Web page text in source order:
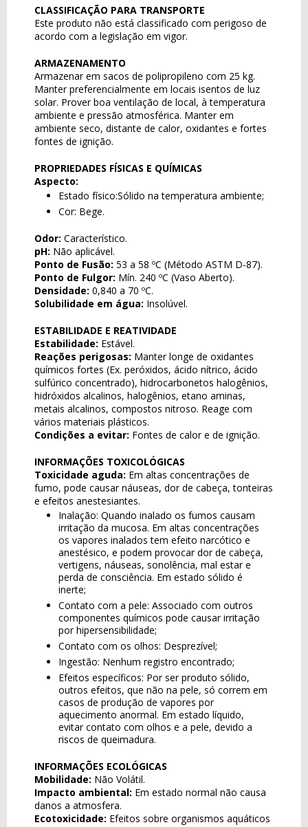
CLASSIFICAÇÃO PARA TRANSPORTE
Este produto não está classificado com perigoso de
acordo com a legislação em vigor.
ARMAZENAMENTO
Armazenar em sacos de polipropileno com 25 kg.
Manter preferencialmente em locais isentos de luz
solar. Prover boa ventilação de local, à temperatura
ambiente e pressão atmosférica. Manter em
ambiente seco, distante de calor, oxidantes e fortes
fontes de ignição.
PROPRIEDADES FÍSICAS E QUÍMICAS
Aspecto:
Estado físico:Sólido na temperatura ambiente;
Cor: Bege.
Odor: Característico.
pH: Não aplicável.
Ponto de Fusão: 53 a 58 ºC (Método ASTM D-87).
Ponto de Fulgor: Mín. 240 ºC (Vaso Aberto).
Densidade: 0,840 a 70 ºC.
Solubilidade em água: Insolúvel.
ESTABILIDADE E REATIVIDADE
Estabilidade: Estável.
Reações perigosas: Manter longe de oxidantes
químicos fortes (Ex. peróxidos, ácido nítrico, ácido
sulfúrico concentrado), hidrocarbonetos halogênios,
hidróxidos alcalinos, halogênios, etano aminas,
metais alcalinos, compostos nitroso. Reage com
vários materiais plásticos.
Condições a evitar: Fontes de calor e de ignição.
INFORMAÇÕES TOXICOLÓGICAS
Toxicidade aguda: Em altas concentrações de
fumo, pode causar náuseas, dor de cabeça, tonteiras
e efeitos anestesiantes.
Inalação: Quando inalado os fumos causam
irritação da mucosa. Em altas concentrações
os vapores inalados tem efeito narcótico e
anestésico, e podem provocar dor de cabeça,
vertigens, náuseas, sonolência, mal estar e
perda de consciência. Em estado sólido é
inerte;
Contato com a pele: Associado com outros
componentes químicos pode causar irritação
por hipersensibilidade;
Contato com os olhos: Desprezível;
Ingestão: Nenhum registro encontrado;
Efeitos específicos: Por ser produto sólido,
outros efeitos, que não na pele, só correm em
casos de produção de vapores por
aquecimento anormal. Em estado líquido,
evitar contato com olhos e a pele, devido a
riscos de queimadura.
INFORMAÇÕES ECOLÓGICAS
Mobilidade: Não Volátil.
Impacto ambiental: Em estado normal não causa
danos a atmosfera.
Ecotoxicidade: Efeitos sobre organismos aquáticos